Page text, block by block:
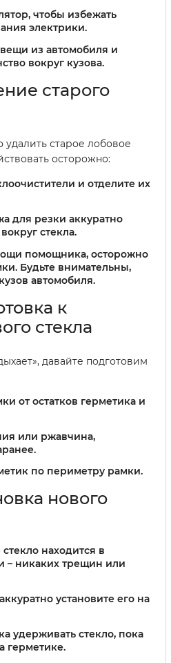
чтобы избежать
электрики.
из автомобиля и
вокруг кузова.
старого
удалить старое лобовое
осторожно:
и отделите их
для резки аккуратно
стекла.
помощника, осторожно
Будьте внимательны,
автомобиля.
к
стекла
давайте подготовим
от остатков герметика и
или ржавчина,
по периметру рамки.
нового
находится в
– никаких трещин или
установите его на
удерживать стекло, пока
герметике.